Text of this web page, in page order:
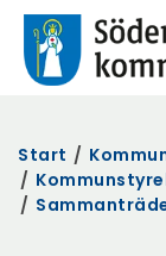
Start /
/
/